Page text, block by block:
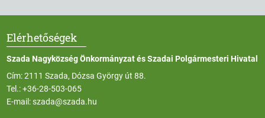
Elérhetőségek
Szada Nagyközség Önkormányzat és Szadai Polgármesteri Hivatal
Cím: 2111 Szada, Dózsa György út 88.
Tel.:+36-28-503-065
E-mail:szada@szada.hu